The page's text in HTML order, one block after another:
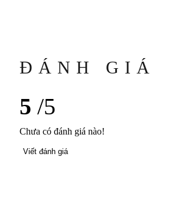
ĐÁNH GIÁ
5 /5
Chưa có đánh giá nào!
Viết đánh giá